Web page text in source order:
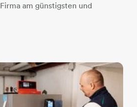
am günstigsten und